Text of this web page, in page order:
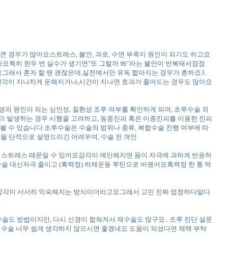
경우가 많아요스트레스, 불안, 과로, 수면 부족이 원인이 되기도 하고요
특히 한두 번 실수가 생기면"또 그럴까 봐"라는 불안이 반복돼서점점
래서 혼자 할 땐 괜찮은데,실전에서만 유독 짧아지는 경우가 흔하죠3.
이 지나치게 둔해지거나,시간이 지나면 효과가 줄어드는 경우도 많아요
원인이 되는 심인성, 질환성 조루 여부를 확인하게 되며, 조루수술 외
생하는 경우 시행을 고려하고, 동종진피 혹은 이종진피를 이용한 진피
수 있습니다.조루수술은 수술의 범위나 종류, 복합수술 진행 여부에 따
단적으로 설명드리긴 어려우며, 수술 전 개인
트레스 때문일 수 있어요감각이 예민해지면 몸이 자극에 과하게 반응하
대신자극 줄이고 (흑력정) 하체운동 루틴으로 바꿨어요흑력정 한 통 먹
이 서서히 익숙해지는 방식이더라고요그래서 고민 진짜 엄청하다말다
도 방법이지만, 다시 신경이 합쳐져서 재수술도 많구요.. 조루 진단 설문
술 너무 쉽게 생각하지 않으시면 좋겠네요 도움이 되셨다면 채택 부탁